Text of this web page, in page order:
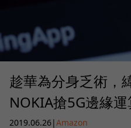
趁華為分身乏術，
NOKIA搶5G邊緣
2019.06.26|Amazon